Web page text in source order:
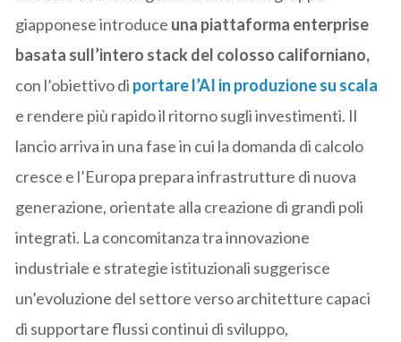
giapponese introduce una piattaforma enterprise
basata sull’intero stack del colosso californiano,
con l’obiettivo di portare l’AI in produzione su scala
e rendere più rapido il ritorno sugli investimenti. Il
lancio arriva in una fase in cui la domanda di calcolo
cresce e l’Europa prepara infrastrutture di nuova
generazione, orientate alla creazione di grandi poli
integrati. La concomitanza tra innovazione
industriale e strategie istituzionali suggerisce
un’evoluzione del settore verso architetture capaci
di supportare flussi continui di sviluppo,